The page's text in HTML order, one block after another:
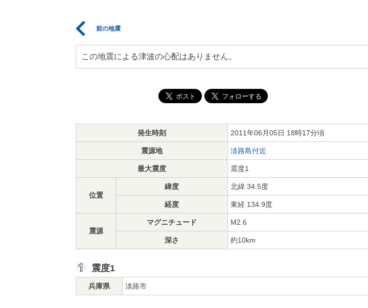
前の地震
この地震による津波の心配はありません。
発生時刻 2011年06月05日 18時17分頃
震源地 淡路島付近
最大震度 震度1
位置
緯度 北緯 34.5度
経度 東経 134.9度
震源
マグニチュード M2.6
深さ 約10km
震度1
兵庫県 淡路市